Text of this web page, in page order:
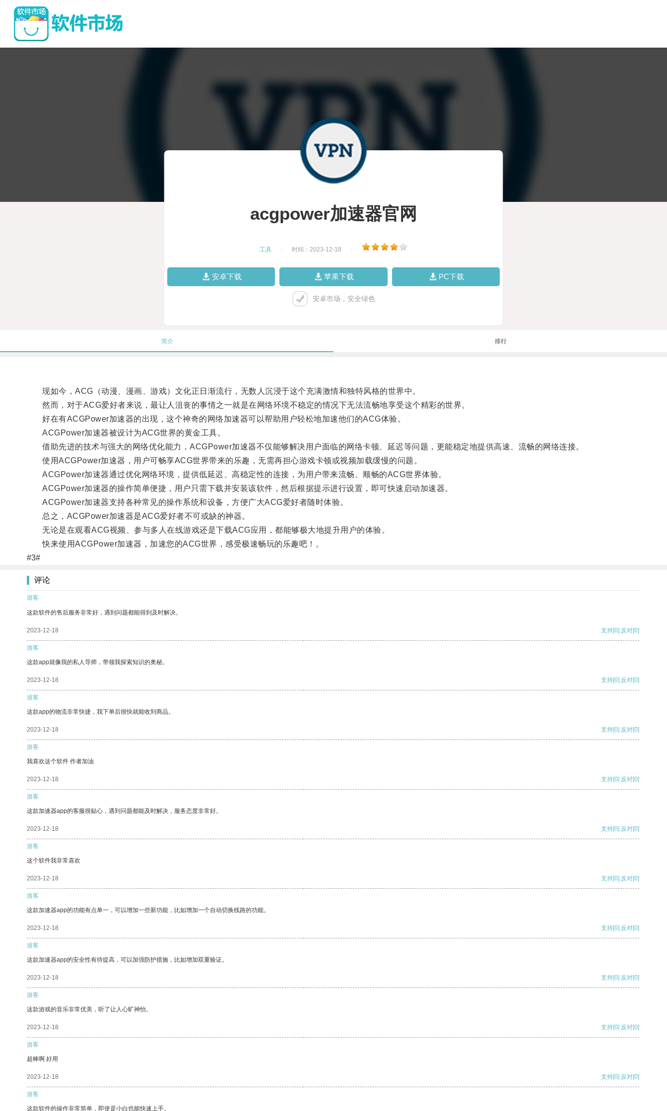
acgpower加速器官网
工具 时间：2023-12-18
安卓下载 苹果下载 PC下载
安卓市场，安全绿色
简介 排行
现如今，ACG（动漫、漫画、游戏）文化正日渐流行，无数人沉浸于这个充满激情和独特风格的世界中。
然而，对于ACG爱好者来说，最让人沮丧的事情之一就是在网络环境不稳定的情况下无法流畅地享受这个精彩的世界。
好在有ACGPower加速器的出现，这个神奇的网络加速器可以帮助用户轻松地加速他们的ACG体验。
ACGPower加速器被设计为ACG世界的黄金工具。
借助先进的技术与强大的网络优化能力，ACGPower加速器不仅能够解决用户面临的网络卡顿、延迟等问题，更能稳定地提供高速、流畅的网络连接。
使用ACGPower加速器，用户可畅享ACG世界带来的乐趣，无需再担心游戏卡顿或视频加载缓慢的问题。
ACGPower加速器通过优化网络环境，提供低延迟、高稳定性的连接，为用户带来流畅、顺畅的ACG世界体验。
ACGPower加速器的操作简单便捷，用户只需下载并安装该软件，然后根据提示进行设置，即可快速启动加速器。
ACGPower加速器支持各种常见的操作系统和设备，方便广大ACG爱好者随时体验。
总之，ACGPower加速器是ACG爱好者不可或缺的神器。
无论是在观看ACG视频、参与多人在线游戏还是下载ACG应用，都能够极大地提升用户的体验。
快来使用ACGPower加速器，加速您的ACG世界，感受极速畅玩的乐趣吧！。
#3#
评论
游客
这款软件的售后服务非常好，遇到问题都能得到及时解决。
2023-12-18 支持[0] 反对[0]
游客
这款app就像我的私人导师，带领我探索知识的奥秘。
2023-12-18 支持[0] 反对[0]
游客
这款app的物流非常快捷，我下单后很快就能收到商品。
2023-12-18 支持[0] 反对[0]
游客
我喜欢这个软件 作者加油
2023-12-18 支持[0] 反对[0]
游客
这款加速器app的客服很贴心，遇到问题都能及时解决，服务态度非常好。
2023-12-18 支持[0] 反对[0]
游客
这个软件我非常喜欢
2023-12-18 支持[0] 反对[0]
游客
这款加速器app的功能有点单一，可以增加一些新功能，比如增加一个自动切换线路的功能。
2023-12-18 支持[0] 反对[0]
游客
这款加速器app的安全性有待提高，可以加强防护措施，比如增加双重验证。
2023-12-18 支持[0] 反对[0]
游客
这款游戏的音乐非常优美，听了让人心旷神怡。
2023-12-18 支持[0] 反对[0]
游客
超棒啊 好用
2023-12-18 支持[0] 反对[0]
游客
这款软件的操作非常简单，即使是小白也能快速上手。